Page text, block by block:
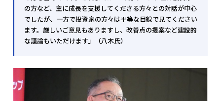
の方など、主に成長を支援してくださる方々との対話が中心
でしたが、一方で投資家の方々は平等な目線で見てください
ます。厳しいご意見もありますし、改善点の提案など建設的
な議論もいただけます」（八木氏）